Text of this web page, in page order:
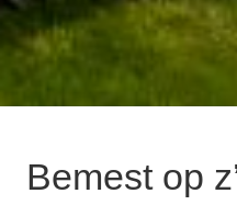
Bemest op